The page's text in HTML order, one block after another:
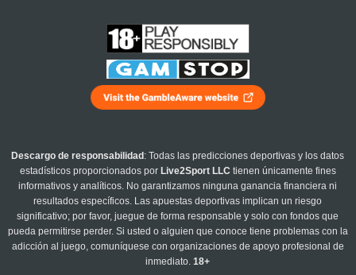
Descargo de responsabilidad : Todas las predicciones deportivas y los datos
estadísticos proporcionados por Live2Sport LLC tienen únicamente fines
informativos y analíticos. No garantizamos ninguna ganancia financiera ni
resultados específicos. Las apuestas deportivas implican un riesgo
significativo; por favor, juegue de forma responsable y solo con fondos que
pueda permitirse perder. Si usted o alguien que conoce tiene problemas con la
adicción al juego, comuníquese con organizaciones de apoyo profesional de
inmediato.18+